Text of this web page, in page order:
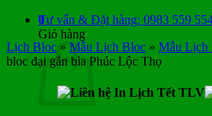
0
Giỏ hàng
Tư vấn & Đặt hàng: 0983 559
Lịch Bloc » Mẫu Lịch Bloc » Mẫu Lịch
bloc đại gắn bìa Phúc Lộc Thọ